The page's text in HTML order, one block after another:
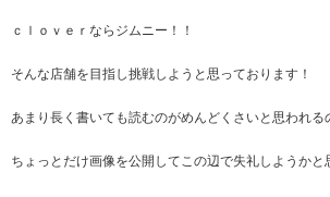
ｃｌｏｖｅｒならジムニー！！
そんな店舗を目指し挑戦しようと思っております！
あまり長く書いても読むのがめんどくさいと思われる
ちょっとだけ画像を公開してこの辺で失礼しようかと